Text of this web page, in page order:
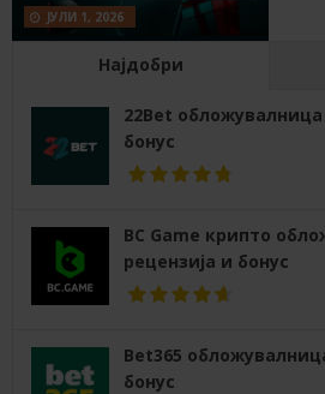
ЈУЛИ 1, 2026
Најдобри
22Bet обложувалница
бонус
BC Game крипто
рецензија и бонус
Bet365
бонус